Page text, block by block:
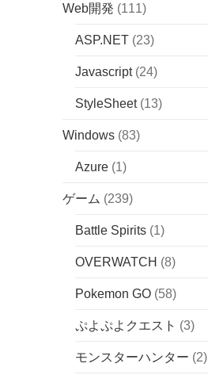
Web開発 (111)
ASP.NET (23)
Javascript(24)
StyleSheet(13)
Windows (83)
Azure (1)
ゲーム (239)
Battle Spirits (1)
OVERWATCH (8)
Pokemon GO (58)
ぷよぷよクエスト (3)
モンスターハンター (2)